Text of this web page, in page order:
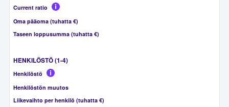
Current ratio
Oma pääoma (tuhatta €)
Taseen loppusumma (tuhatta €)
HENKILÖSTÖ (1-4)
Henkilöstö
Henkilöstön muutos
Liikevaihto per henkilö (tuhatta €)